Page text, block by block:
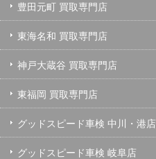
豊田元町 買取専門店
東海名和 買取専門店
神戸大蔵谷 買取専門店
東福岡 買取専門店
グッドスピード車検 中川・港店
グッドスピード車検 岐阜店